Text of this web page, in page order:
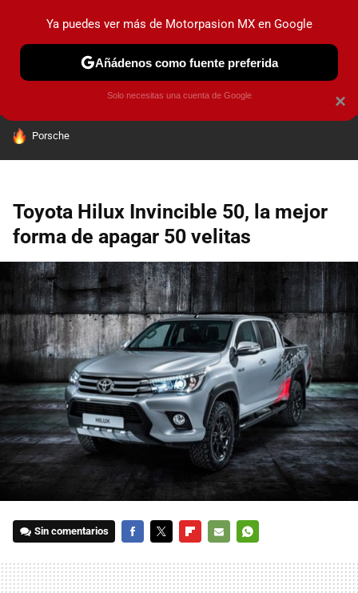
PRUEBAS INDUSTRIA HOY NO CIRCULA
HOY SE HABLA DE
Porsche
Toyota Hilux Invincible 50, la mejor
forma de apagar 50 velitas
Sin comentarios
MAIL
×
Ya puedes ver más de Motorpasion MX en Google
Añádenos como fuente preferida
Solo necesitas una cuenta de Google